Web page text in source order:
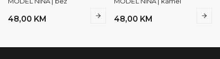
48,00 KM 48,00 KM